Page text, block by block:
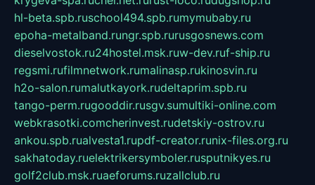
hl-beta.spb.ruschool494.spb.rumymubaby.ru
epoha-metalband.rungr.spb.rurusgosnews.com
dieselvostok.ru24hostel.msk.ruw-dev.ruf-ship.ru
regsmi.rufilmnetwork.rumalinasp.rukinosvin.ru
h2o-salon.rumalutkayork.rudeltaprim.spb.ru
tango-perm.rugooddir.rusgv.sumultiki-online.com
webkrasotki.comcherinvest.rudetskiy-ostrov.ru
ankou.spb.rualvesta1.rupdf-creator.runix-files.org.ru
sakhatoday.ruelektrikersymboler.rusputnikyes.ru
golf2club.msk.ruaeforums.ruzallclub.ru